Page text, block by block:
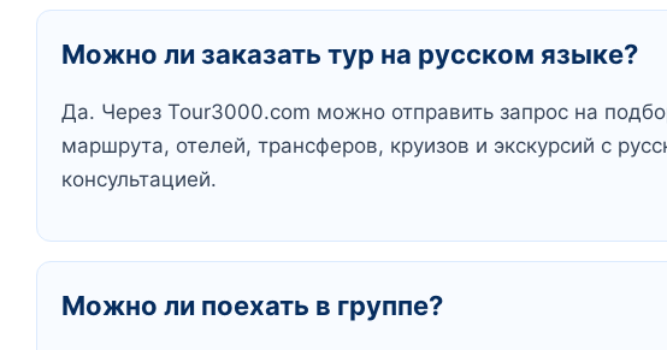
Можно ли заказать тур на русском языке?
Да. Через Tour3000.com можно отправить запрос на
маршрута, отелей, трансферов, круизов и экскурсий с
консультацией.
Можно ли поехать в группе?